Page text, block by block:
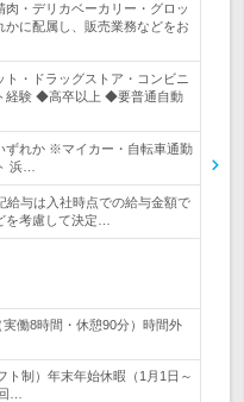
・デリカベーカリー・グロッ
に配属し、販売業務などをお
・ドラッグストア・コンビニ
経験 ◆高卒以上 ◆要普通自動
ずれか ※マイカー・自転車通勤
浜…
給与は入社時点での給与金額で
考慮して決定…
働8時間・休憩90分）時間外
ト制）年末年始休暇（1月1日～
…